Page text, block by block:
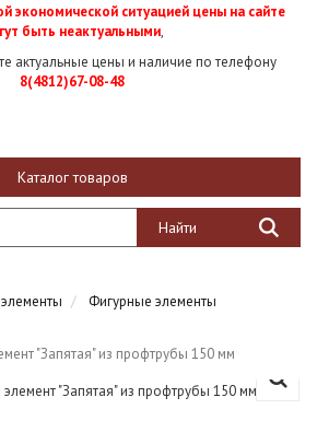
экономической ситуацией цены на сайте
быть неактуальными,
актуальные цены и наличие по телефону
8(4812)67-08-48
Каталог товаров
Фигурные элементы
"Запятая" из профтрубы 150 мм